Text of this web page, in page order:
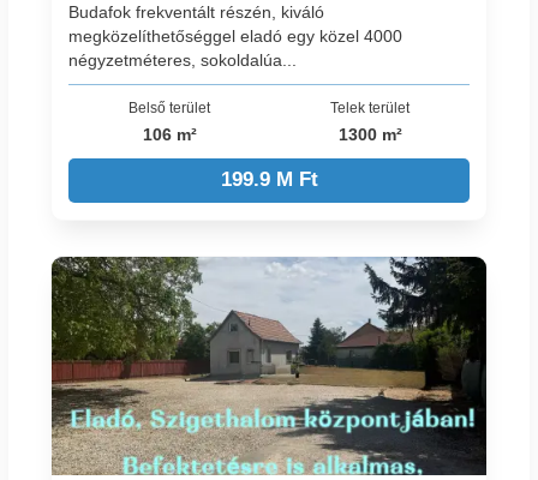
Budafok frekventált részén, kiváló
megközelíthetőséggel eladó egy közel 4000
négyzetméteres, sokoldalúa...
Belső terület
106 m²
Telek terület
1300 m²
199.9 M Ft